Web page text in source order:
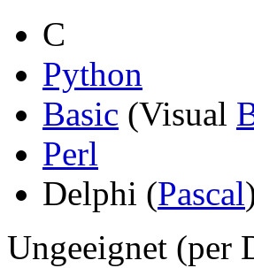
C
Python
Basic (Visual
Perl
Delphi (Pascal
Ungeeignet (per